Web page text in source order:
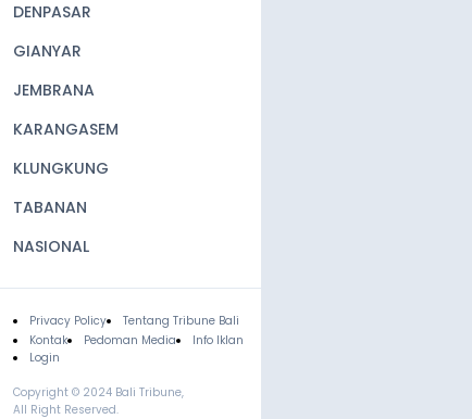
DENPASAR
GIANYAR
JEMBRANA
KARANGASEM
KLUNGKUNG
TABANAN
NASIONAL
Footer
Privacy Policy
Tentang Tribune Bali
Kontak
Pedoman Media
Info Iklan
Login
Copyright © 2024 Bali Tribune,
All Right Reserved.